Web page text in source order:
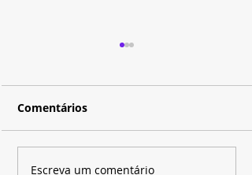
Disney+ e SBT apostam
Comentários
Escreva um comentário